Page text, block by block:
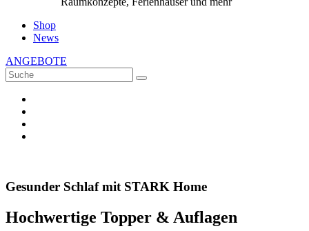
Shop
News
ANGEBOTE
Gesunder Schlaf mit STARK Home
Hochwertige Topper & Auflagen